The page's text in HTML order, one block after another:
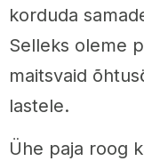
korduda
Selleks oleme
maitsvaid
lastele.
Ühe paja roog